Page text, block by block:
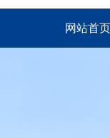
网站首页